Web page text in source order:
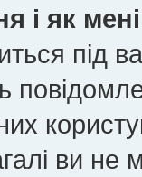
і як
під
ви